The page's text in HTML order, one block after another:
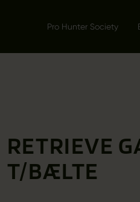
Pro Hunter Society
RETRIEVE
T/BÆLTE